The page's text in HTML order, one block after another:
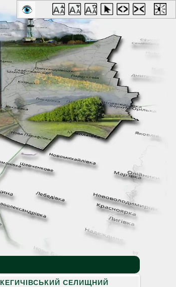
by
КЕГИЧІВСЬКИЙ СЕЛИЩНИЙ